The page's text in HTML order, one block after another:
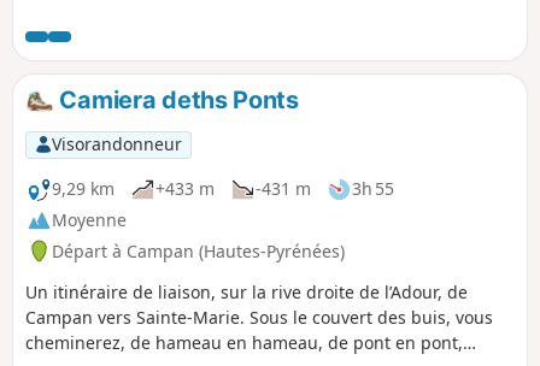
Camiera deths Ponts
Visorandonneur
9,29 km
+433 m -431 m
3h 55
Moyenne
Départ à Campan (Hautes-Pyrénées)
Un itinéraire de liaison, sur la rive droite de l’Adour, de
Campan vers Sainte-Marie. Sous le couvert des buis, vous
cheminerez, de hameau en hameau, de pont en pont,